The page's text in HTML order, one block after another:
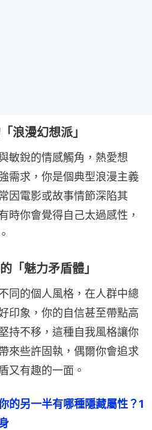
浪漫幻想派」
敏銳的情感觸角，熱愛想
需求，你是個典型浪漫主義
因電影或故事情節深陷其
時你會覺得自己太過感性，
「魅力矛盾體」
同的個人風格，在人群中總
印象，你的自信甚至帶點高
持不移，這種自我風格讓你
來些許固執，偶爾你會追求
又有趣的一面。
的另一半有哪種隱藏屬性？1